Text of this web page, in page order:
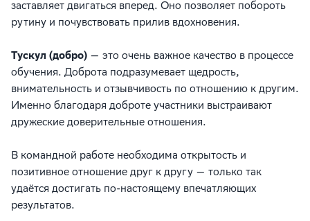
заставляет двигаться вперед. Оно позволяет побороть
рутину и почувствовать прилив вдохновения.
Тускул (добро) — это очень важное качество в процессе
обучения. Доброта подразумевает щедрость,
внимательность и отзывчивость по отношению к другим.
Именно благодаря доброте участники выстраивают
дружеские доверительные отношения.
В командной работе необходима открытость и
позитивное отношение друг к другу — только так
удаётся достигать по-настоящему впечатляющих
результатов.